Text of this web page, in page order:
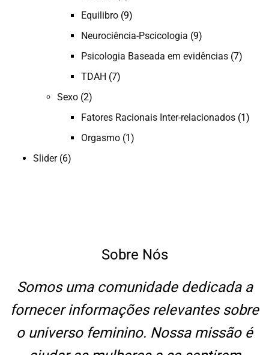
Equilibro (9)
Neurociência-Pscicologia (9)
Psicologia Baseada em evidências (7)
TDAH (7)
Sexo (2)
Fatores Racionais Inter-relacionados (1)
Orgasmo (1)
Slider(6)
Sobre Nós
Somos uma comunidade dedicada a
fornecer informações relevantes sobre
o universo feminino. Nossa missão é